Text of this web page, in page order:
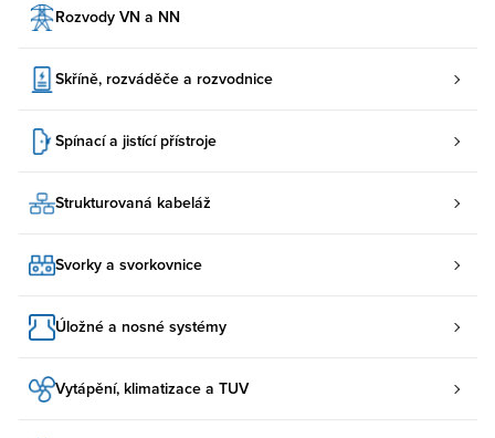
Rozvody VN a NN
Skříně, rozváděče a rozvodnice
Spínací a jistící přístroje
Strukturovaná kabeláž
Svorky a svorkovnice
Úložné a nosné systémy
Vytápění, klimatizace a TUV